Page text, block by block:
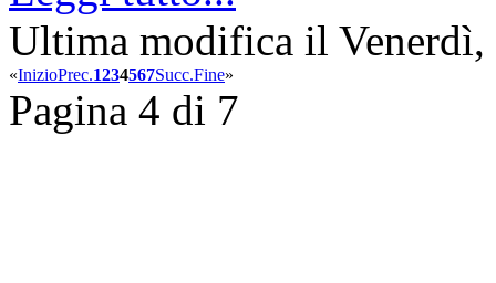
Ultima modifica il
«InizioPrec.1234567Succ.Fine»
Pagina 4 di 7